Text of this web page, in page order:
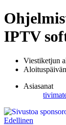
IPTV
Viestiketjun
Asiasanat
Edellinen